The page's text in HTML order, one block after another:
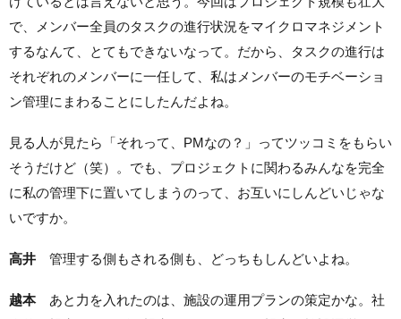
で、メンバー全員のタスクの進行状況をマイクロマネジメント
するなんて、とてもできないなって。だから、タスクの進行は
それぞれのメンバーに一任して、私はメンバーのモチベーショ
ン管理にまわることにしたんだよね。
見る人が見たら「それって、PMなの？」ってツッコミをもらい
そうだけど（笑）。でも、プロジェクトに関わるみんなを完全
に私の管理下に置いてしまうのって、お互いにしんどいじゃな
いですか。
高井 管理する側もされる側も、どっちもしんどいよね。
越本あと力を入れたのは、施設の運用プランの策定かな。社